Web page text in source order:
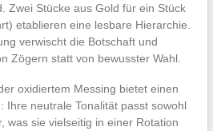
Zwei Stücke aus Gold für ein Stück
etablieren eine lesbare Hierarchie.
verwischt die Botschaft und
Zögern statt von bewusster Wahl.
oxidiertem Messing bietet einen
Ihre neutrale Tonalität passt sowohl
was sie vielseitig in einer Rotation